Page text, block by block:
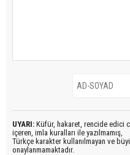
UYARI: Küfür, hakaret, rencide edici
içeren, imla kuralları ile yazılmamış,
Türkçe karakter kullanılmayan ve
onaylanmamaktadır.